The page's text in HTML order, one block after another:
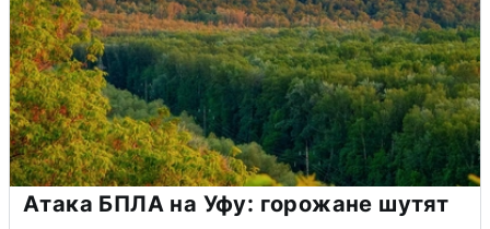
Атака БПЛА на Уфу: горожане шутят